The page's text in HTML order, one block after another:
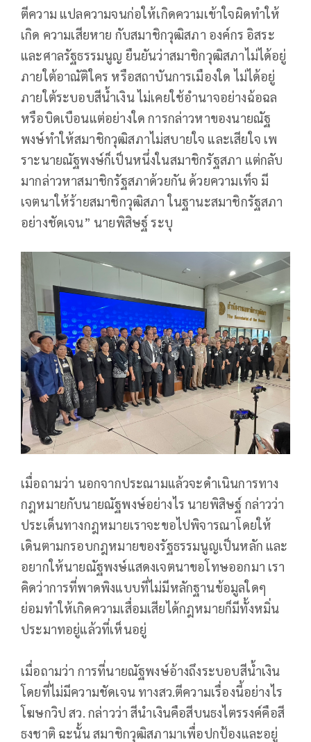
ตีความ แปลความจนก่อให้เกิดความเข้าใจผิดทำให้
เกิด ความเสียหาย กับสมาชิกวุฒิสภา องค์กร อิสระ
และศาลรัฐธรรมนูญ ยืนยันว่าสมาชิกวุฒิสภาไม่ได้อยู่
ภายใต้อาณัติใคร หรือสถาบันการเมืองใด ไม่ได้อยู่
ภายใต้ระบอบสีน้ำเงิน ไม่เคยใช้อำนาจอย่างฉ้อฉล
หรือบิดเบือนแต่อย่างใด การกล่าวหาของนายณัฐ
พงษ์ทำให้สมาชิกวุฒิสภาไม่สบายใจ และเสียใจ เพ
ราะนายณัฐพงษ์ก็เป็นหนึ่งในสมาชิกรัฐสภา แต่กลับ
มากล่าวหาสมาชิกรัฐสภาด้วยกัน ด้วยความเท็จ มี
เจตนาให้ร้ายสมาชิกวุฒิสภา ในฐานะสมาชิกรัฐสภา
อย่างชัดเจน” นายพิสิษฐ์ ระบุ
เมื่อถามว่า นอกจากประณามแล้วจะดำเนินการทาง
กฎหมายกับนายณัฐพงษ์อย่างไร นายพิสิษฐ์ กล่าวว่า
ประเด็นทางกฎหมายเราจะขอไปพิจารณาโดยให้
เดินตามกรอบกฎหมายของรัฐธรรมนูญเป็นหลัก และ
อยากให้นายณัฐพงษ์แสดงเจตนาขอโทษออกมา เรา
คิดว่าการที่พาดพิงแบบที่ไม่มีหลักฐานข้อมูลใดๆ
ย่อมทำให้เกิดความเสื่อมเสียได้กฎหมายก็มีทั้งหมิ่น
ประมาทอยู่แล้วที่เห็นอยู่
เมื่อถามว่า การที่นายณัฐพงษ์อ้างถึงระบอบสีน้ำเงิน
โดยที่ไม่มีความชัดเจน ทางสว.ตีความเรื่องนี้อย่างไร
โฆษกวิป สว. กล่าวว่า สีนำเงินคือสีบนธงไตรรงค์คือสี
ธงชาติ ฉะนั้น สมาชิกวุฒิสภามาเพื่อปกป้องและอยู่